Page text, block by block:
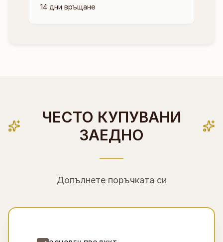
14 дни връщане
ЧЕСТО КУПУВАНИ
ЗАЕДНО
Допълнете поръчката си